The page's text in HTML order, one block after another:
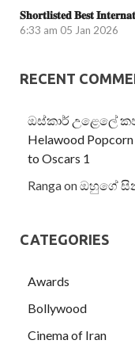
𝐒𝐡𝐨𝐫𝐭𝐥𝐢𝐬𝐭𝐞𝐝 𝐁𝐞𝐬𝐭
6:33 am 05 Jan 2026
RECENT
ඔස්කාර් උළෙලේ
Helawood Popcorn
to Oscars 1
Rangaonඔහුගේ
CATEGORIES
Awards
Bollywood
Cinema of Iran